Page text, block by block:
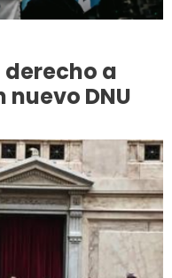
derecho a
DNU